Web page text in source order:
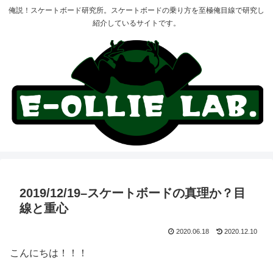
俺説！スケートボード研究所。スケートボードの乗り方を至極俺目線で研究し
紹介しているサイトです。
2019/12/19–スケートボードの真理か？目
線と重心
2020.06.18 2020.12.10
こんにちは！！！